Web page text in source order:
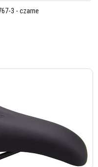
3 - czarne